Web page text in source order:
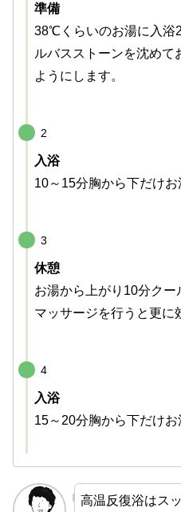
準備
38℃くらいのお湯に入浴
ルバスストーンを沈めて
ようにします。
2
入浴
10～15分胸から下だけお
3
休憩
お湯から上がり10分ク
マッサージを行うと更に
4
入浴
15～20分胸から下だけお
高温反復浴はス